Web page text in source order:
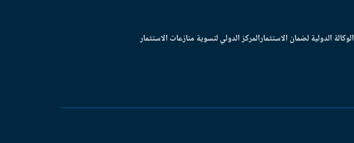
الوكالة الدولية لضمان الاستثمارالمركز الدولي لتسوية منازعات الاستثمار